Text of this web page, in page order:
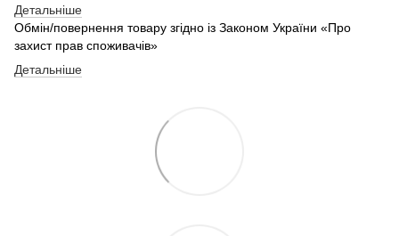
Детальніше
Обмін/повернення товару згідно із Законом України «Про
захист прав споживачів»
Детальніше